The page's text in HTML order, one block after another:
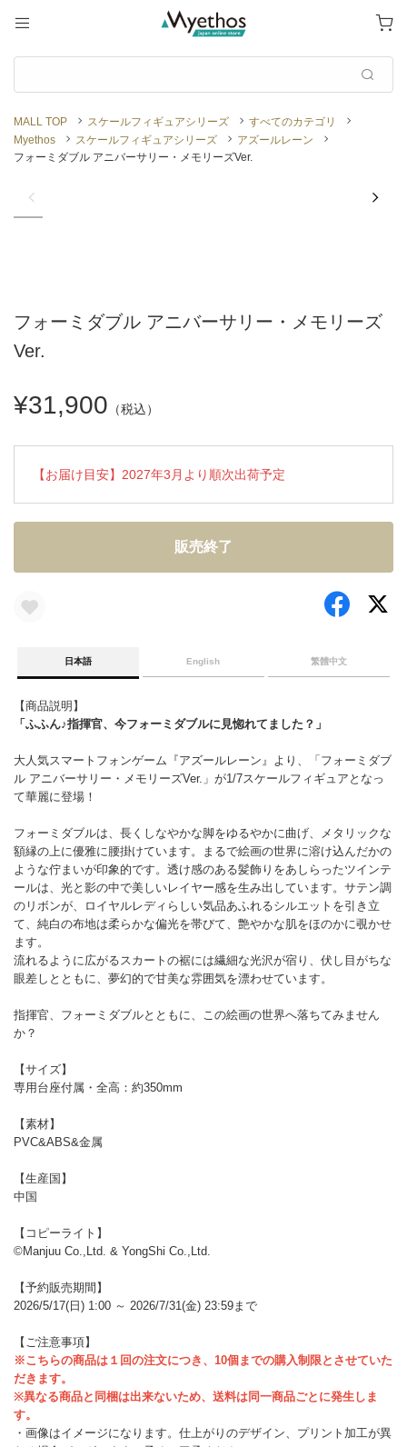
MALL TOP スケールフィギュアシリーズ
すべてのカテゴリ
Myethos
スケールフィギュアシリーズ
アズールレーン
フォーミダブル アニバーサリー・メモリーズVer.
フォーミダブル アニバーサリー・メモリーズ
Ver.
¥31,900 （税込）
【お届け目安】2027年3月より順次出荷予定
販売終了